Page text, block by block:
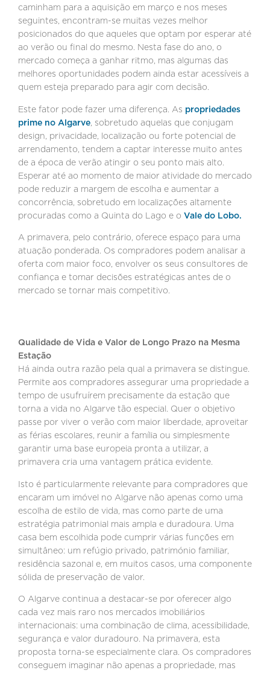
caminham para a aquisição em março e nos meses
seguintes, encontram-se muitas vezes melhor
posicionados do que aqueles que optam por esperar até
ao verão ou final do mesmo. Nesta fase do ano, o
mercado começa a ganhar ritmo, mas algumas das
melhores oportunidades podem ainda estar acessíveis a
quem esteja preparado para agir com decisão.
Este fator pode fazer uma diferença. As propriedades
prime no Algarve, sobretudo aquelas que conjugam
design, privacidade, localização ou forte potencial de
arrendamento, tendem a captar interesse muito antes
de a época de verão atingir o seu ponto mais alto.
Esperar até ao momento de maior atividade do mercado
pode reduzir a margem de escolha e aumentar a
concorrência, sobretudo em localizações altamente
procuradas como a Quinta do Lago e o Vale do Lobo.
A primavera, pelo contrário, oferece espaço para uma
atuação ponderada. Os compradores podem analisar a
oferta com maior foco, envolver os seus consultores de
confiança e tomar decisões estratégicas antes de o
mercado se tornar mais competitivo.
Qualidade de Vida e Valor de Longo Prazo na Mesma
Estação
Há ainda outra razão pela qual a primavera se distingue.
Permite aos compradores assegurar uma propriedade a
tempo de usufruírem precisamente da estação que
torna a vida no Algarve tão especial. Quer o objetivo
passe por viver o verão com maior liberdade, aproveitar
as férias escolares, reunir a família ou simplesmente
garantir uma base europeia pronta a utilizar, a
primavera cria uma vantagem prática evidente.
Isto é particularmente relevante para compradores que
encaram um imóvel no Algarve não apenas como uma
escolha de estilo de vida, mas como parte de uma
estratégia patrimonial mais ampla e duradoura. Uma
casa bem escolhida pode cumprir várias funções em
simultâneo: um refúgio privado, património familiar,
residência sazonal e, em muitos casos, uma componente
sólida de preservação de valor.
O Algarve continua a destacar-se por oferecer algo
cada vez mais raro nos mercados imobiliários
internacionais: uma combinação de clima, acessibilidade,
segurança e valor duradouro. Na primavera, esta
proposta torna-se especialmente clara. Os compradores
conseguem imaginar não apenas a propriedade, mas